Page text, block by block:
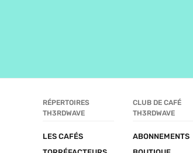
RÉPERTOIRES
TH3RDWAVE
LES CAFÉS
CLUB DE CAFÉ
TH3RDWAVE
ABONNEMENTS